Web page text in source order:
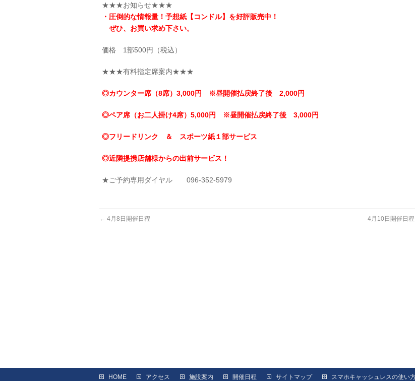
★★★お知らせ★★★
・圧倒的な情報量！予想紙【コンドル】を好評販売中！
ぜひ、お買い求め下さい。
価格 1部500円（税込）
★★★有料指定席案内★★★
◎カウンター席（8席）3,000円 ※昼開催払戻終了後 2,000円
◎ペア席（お二人掛け4席）5,000円 ※昼開催払戻終了後 3,000円
◎フリードリンク ＆ スポーツ紙１部サービス
◎近隣提携店舗様からの出前サービス！
★ご予約専用ダイヤル 096-352-5979
← 4月8日開催日程 4月10日開催日程
HOME アクセス 施設案内 開催日程 サイトマップ スマホキャッシュレスの使い